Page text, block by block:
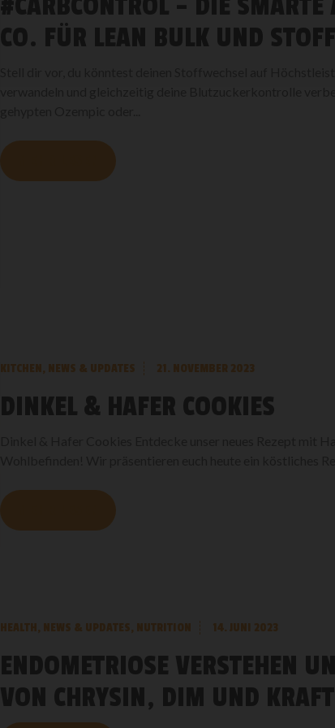
#CARBCONTROL – DIE
CO. FÜR LEAN BULK UND
KITCHEN, NEWS & UPDATES 21. NOVEMBER 2023
DINKEL & HAFER COOKIES
HEALTH, NEWS & UPDATES, NUTRITION 14. JUNI 2023
ENDOMETRIOSE VERSTEHEN
VON CHRYSIN, DIM UND